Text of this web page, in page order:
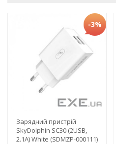
-3%
Зарядний пристрій
SkyDolphin SC30 (2USB,
2.1A) White (SDMZP-000111)